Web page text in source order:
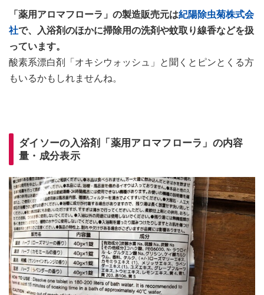
「薬用アロマフローラ」の製造販売元は紀陽除虫菊株式会
社で、入浴剤のほかに掃除用の洗剤や蚊取り線香などを扱
っています。
酸素系漂白剤「オキシウォッシュ」と聞くとピンとくる方
もいるかもしれませんね。
ダイソーの入浴剤「薬用アロマフローラ」の内容
量・成分表示